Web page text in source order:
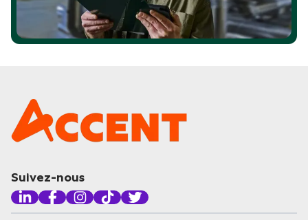
Suivez-nous